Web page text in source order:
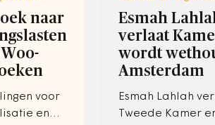
naar
voor
en
Esmah
verlaat
wordt
Amsterdam
Esmah Lahlah
Tweede Kamer